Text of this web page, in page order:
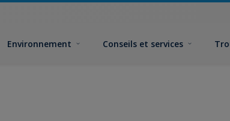
Environnement Conseils et services